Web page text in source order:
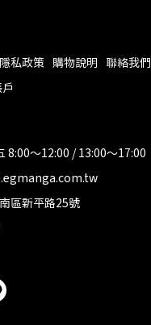
隱私政策 購物說明 聯絡我們
8:00～12:00 / 13:00～17:00
區新平路25號